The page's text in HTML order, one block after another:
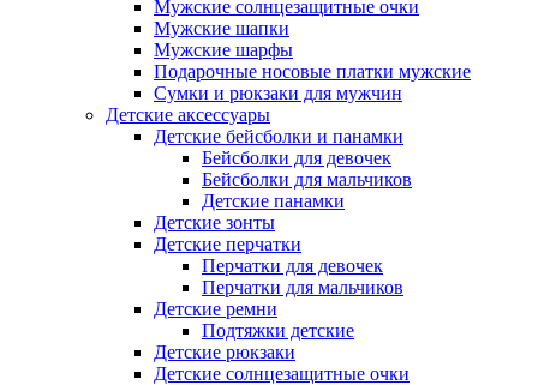
Мужские солнцезащитные очки
Мужские шапки
Мужские шарфы
Подарочные носовые платки мужские
Сумки и рюкзаки для мужчин
Детские аксессуары
Детские бейсболки и панамки
Бейсболки для девочек
Бейсболки для мальчиков
Детские панамки
Детские зонты
Детские перчатки
Перчатки для девочек
Перчатки для мальчиков
Детские ремни
Подтяжки детские
Детские рюкзаки
Детские солнцезащитные очки